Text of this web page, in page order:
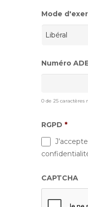
Mode
Numéro
0 de 25 caractères
RGPD *
CAPTCHA